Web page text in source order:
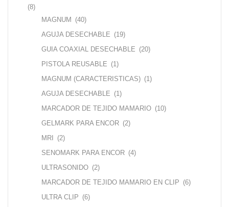
(8)
MAGNUM (40)
AGUJA DESECHABLE (19)
GUIA COAXIAL DESECHABLE (20)
PISTOLA REUSABLE (1)
MAGNUM (CARACTERISTICAS) (1)
AGUJA DESECHABLE (1)
MARCADOR DE TEJIDO MAMARIO (10)
GELMARK PARA ENCOR (2)
MRI (2)
SENOMARK PARA ENCOR (4)
ULTRASONIDO (2)
MARCADOR DE TEJIDO MAMARIO EN CLIP (6)
ULTRA CLIP (6)